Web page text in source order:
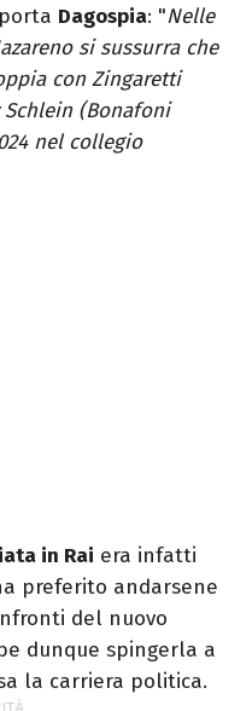
Dagospia: "Nelle
si sussurra che
con Zingaretti
(Bonafoni
nel collegio
in Rai era infatti
preferito andarsene
del nuovo
dunque spingerla a
la carriera politica.